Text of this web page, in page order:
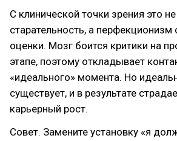
С клинической точки зрения это не
старательность, а перфекционизм
оценки. Мозг боится критики на
этапе, поэтому откладывает
«идеального» момента. Но
существует, и в результате
карьерный рост.
Совет. Замените установку «я